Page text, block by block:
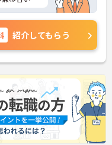
りをしっ
を保ちや
問い合わ
す！
紹介してもらう